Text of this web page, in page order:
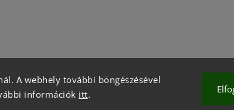
A webhely további böngészésével
információk itt.